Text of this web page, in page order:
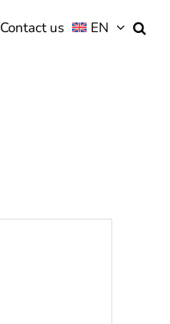
Contact us EN